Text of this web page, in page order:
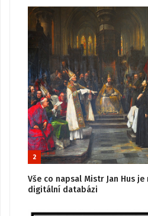
2
Vše co napsal Mistr Jan Hus
digitální databázi